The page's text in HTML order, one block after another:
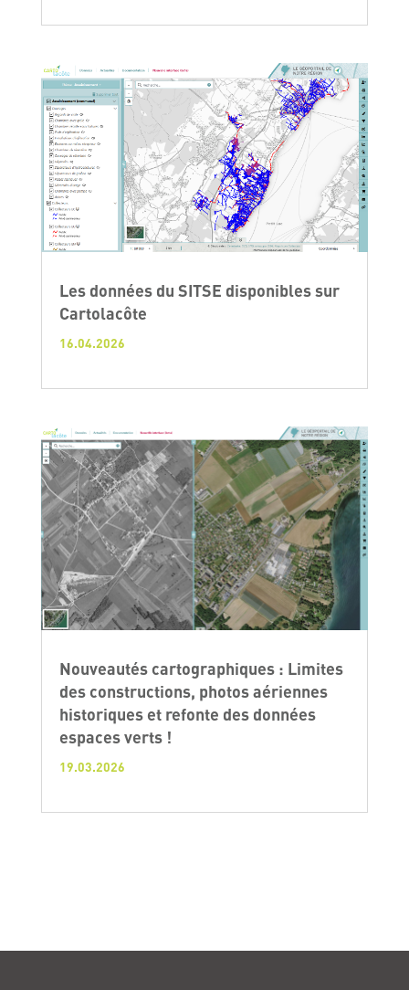
Les données du SITSE disponibles sur
Cartolacôte
16.04.2026
Nouveautés cartographiques : Limites
des constructions, photos aériennes
historiques et refonte des données
espaces verts !
19.03.2026